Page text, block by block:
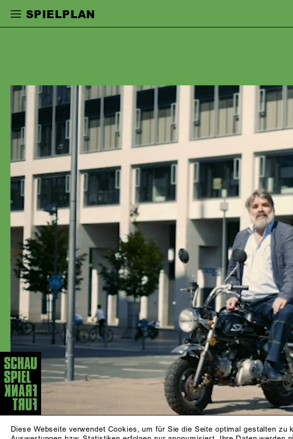
Zur Hauptnavigation springen
SPIELPLAN
Diese Webseite verwendet Cookies, um für Sie die Seite optimal gestalten
SCHÜTZ
besuchte die Schauspielschule Otto
Falckenberg in München. Engagements
führten ihn nach Stuttgart, Essen,
Leipzig, Düsseldorf und Bochum. 1999
erhielt er den Förderpreis junger
Künstler des Landes NRW. Seit 2017
ist er fest am Schauspiel Frankfurt
engagiert. Er arbeitete u.a. mit den
Regisseur:innen Jürgen Bosse, Anselm
Weber, Antoine Uitdehaag, Roger
Vontobel, Marius von Mayenburg,
Hermann Schmidt-Rahmer, Amélie
Niermeyer, Barbara Bürk, David Bösch,
Timofej Kuljabin, Lilja Rupprecht,
Christina Tscharyiski, Mateja Koležnik
und Christian Friedel. Daneben wirkt er
in TV-Produktionen und als Sprecher in
Hörspielen und Lesungen mit.
AKTUELLE STÜCKE
KLEINER MANN - WAS
NUN?
nach Hans Fallada
ZUR PRODUKTION
14.09./​17.09./​26.09.​
VIEL LÄRM UM NICHTS